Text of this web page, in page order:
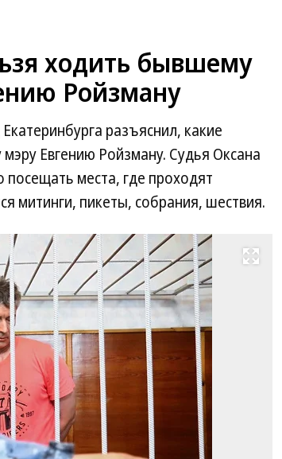
ходить бывшему
Ройзману
разъяснил, какие
Евгению Ройзману. Судья Оксана
места, где проходят
митинги, пикеты, собрания, шествия.
Развернуть на весь экран